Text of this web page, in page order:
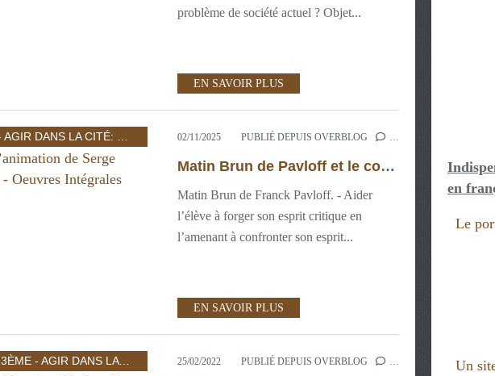
problème de société actuel ? Objet...
EN SAVOIR PLUS
3ÈME - AGIR DANS LA CITÉ: INDIVIDU ET POUVOIR 02/11/2025 PUBLIÉ DEPUIS OVERBLOG …
Matin Brun de Pavloff et le court métrage d’animation de Serge Avédikian - Oeuvres Intégrales
Matin Brun de Franck Pavloff. - Aider
l’élève à forger son esprit critique en
l’amenant à confronter son esprit...
EN SAVOIR PLUS
3ÈME - AGIR DANS LA CITÉ: INDIVIDU ET POUVOIR ,3ÈME: BREVET DES COLLÈGES ,
25/02/2022 PUBLIÉ DEPUIS OVERBLOG …
en
Le
Un